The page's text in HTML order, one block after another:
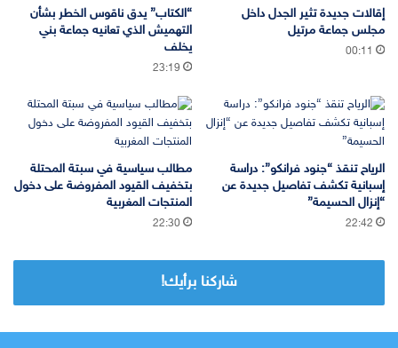
إقالات جديدة تثير الجدل داخل
مجلس جماعة مرتيل
00:11
“الكتاب” يدق ناقوس الخطر بشأن
التهميش الذي تعانيه جماعة بني
يخلف
23:19
الرياح تنقذ “جنود فرانكو”: دراسة
إسبانية تكشف تفاصيل جديدة عن
“إنزال الحسيمة”
22:42
مطالب سياسية في سبتة المحتلة
بتخفيف القيود المفروضة على دخول
المنتجات المغربية
22:30
شاركنا برأيك!